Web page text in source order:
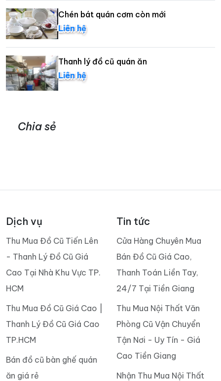
Chén bát quán cơm còn mới
Liên hệ
Thanh lý đồ cũ quán ăn
Liên hệ
Chia sẻ
Dịch vụ
Thu Mua Đồ Cũ Tiến Lên
- Thanh Lý Đồ Cũ Giá
Cao Tại Nhà Khu Vực TP.
HCM
Thu Mua Đồ Cũ Giá Cao |
Thanh Lý Đồ Cũ Giá Cao
TP.HCM
Bán đồ cũ bàn ghế quán
ăn giá rẻ
Tin tức
Cửa Hàng Chuyên Mua
Bán Đồ Cũ Giá Cao,
Thanh Toán Liền Tay,
24/7 Tại Tiền Giang
Thu Mua Nội Thất Văn
Phòng Cũ Vận Chuyển
Tận Nơi - Uy Tín - Giá
Cao Tiền Giang
Nhận Thu Mua Nội Thất